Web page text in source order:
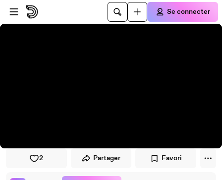
Passer au player
Passer au contenu principal
Se connecter
2 Partager Favori